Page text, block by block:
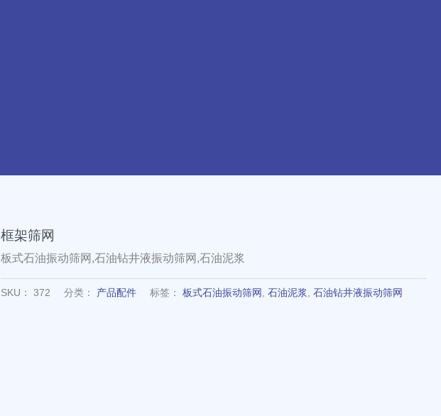
框架筛网
板式石油振动筛网,石油钻井液振动筛网,石油泥浆
SKU：372 分类： 产品配件 标签：板式石油振动筛网 ,石油泥浆 ,石油钻井液振动筛网